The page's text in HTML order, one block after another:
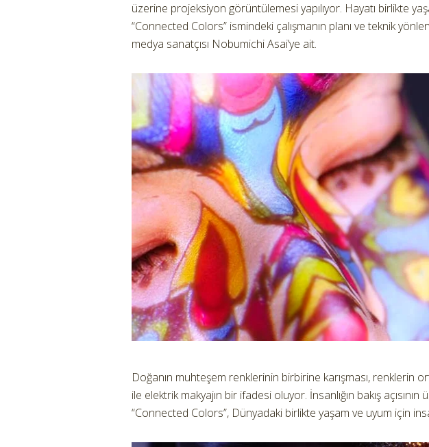
üzerine projeksiyon görüntülemesi yapılıyor. Hayatı birlikte
“Connected Colors” ismindeki çalışmanın planı ve teknik
medya sanatçısı Nobumichi Asai’ye ait.
Doğanın muhteşem renklerinin birbirine karışması, renklerin
ile elektrik makyajın bir ifadesi oluyor. İnsanlığın bakış
“Connected Colors”, Dünyadaki birlikte yaşam ve uyum için